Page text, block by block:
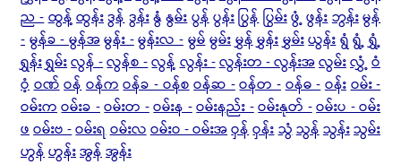
ည -ထွန့်ထွန်းဒွန်ဒွန်းနွံနွမ်းပွန်ပွန်းပြွန်ပြွမ်းဖွံ့ ဖွန်းဘွန်းမွန်
- မွန်ခ - မွန်အမွန်း -မွန်းလ - မွမ်မွမ်း မွှန်မွှန်းမွှမ်းယွန်းရွံ ရွံ့ ရွှံ့
ရွှန်းရွှမ်းလွန် -လွန်စ -လွန့်လွန်း -လွန်းတ - လွန်းအလွမ်းလွှံ့ ဝံ
ဝံ့ဝဏ်ဝန်ဝန်ကဝန်ခ - ဝန်စဝန်ဆ -ဝန်တ -ဝန်ဓ -ဝန်းဝမ်း -
ဝမ်းကဝမ်းခ -ဝမ်းတ -ဝမ်းန -ဝမ်းနည်း -ဝမ်းနုတ် -ဝမ်းပ - ဝမ်း
ဖဝမ်းဗ -ဝမ်းရဝမ်းလဝမ်းဝ - ဝမ်းအဝှန်ဝှန်းသွံသွန်သွန်းသွမ်း
ဟွန်ဟွန်းအွန်အွန်း